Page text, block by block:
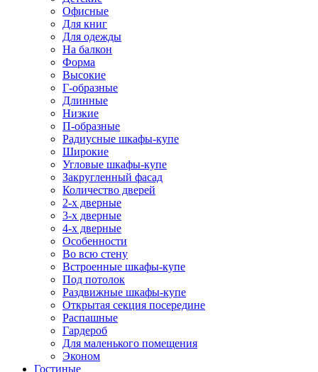
Офисные
Для книг
Для одежды
На балкон
Форма
Высокие
Г-образные
Длинные
Низкие
П-образные
Радиусные шкафы-купе
Широкие
Угловые шкафы-купе
Закругленный фасад
Количество дверей
2-х дверные
3-х дверные
4-х дверные
Особенности
Во всю стену
Встроенные шкафы-купе
Под потолок
Раздвижные шкафы-купе
Открытая секция посередине
Распашные
Гардероб
Для маленького помещения
Эконом
Гостиные